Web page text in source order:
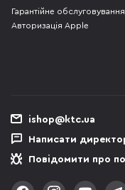
Гарантійне обслуговування
Авторизація Apple
ishop@ktc.ua
Написати
Повідомити про